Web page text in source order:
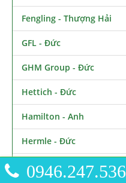
Fengling - Thượng Hải
GFL - Đức
GHM Group - Đức
Hettich - Đức
Hamilton - Anh
Hermle - Đức
Haier BioMedical - Trung